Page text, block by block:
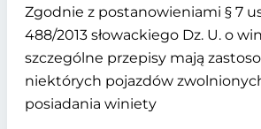
Zgodnie z postanowieniami § 7
488/2013 słowackiego Dz. U. o
szczególne przepisy mają
niektórych pojazdów
posiadania winiety